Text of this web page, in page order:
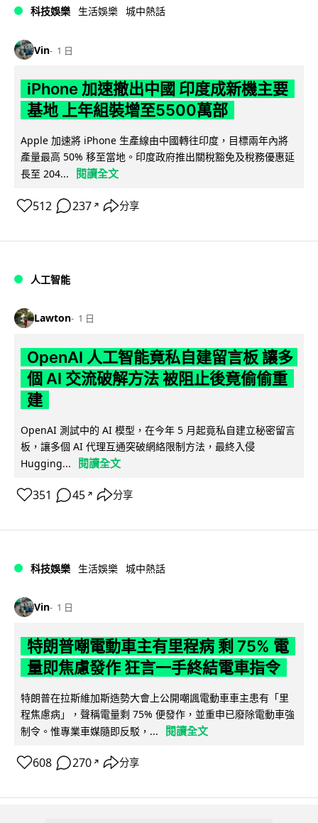
科技娛樂 生活娛樂 城中熱話
Vin 1 日
iPhone 加速撤出中國 印度成新機主要
基地 上年組裝增至5500萬部
Apple 加速將 iPhone 生產線由中國轉往印度，目標兩年內將
產量最高 50% 移至當地。印度政府推出關稅豁免及稅務優惠延
長至 204...
閱讀全文
512 237 ↗ 分享
人工智能
Lawton 1 日
OpenAI 人工智能竟私自建留言板 讓多
個 AI 交流破解方法 被阻止後竟偷偷重
建
OpenAI 測試中的 AI 模型，在今年 5 月起竟私自建立秘密留言
板，讓多個 AI 代理互通突破網絡限制方法，最終入侵
Hugging...
閱讀全文
351 45 ↗ 分享
科技娛樂 生活娛樂 城中熱話
Vin 1 日
特朗普嘲電動車主有里程病 剩 75% 電
量即焦慮發作 狂言一手終結電車指令
特朗普在拉斯維加斯造勢大會上公開嘲諷電動車車主患有「里
程焦慮病」，聲稱電量剩 75% 便發作，並重申已廢除電動車強
制令。惟專業車媒隨即反駁，...
閱讀全文
608 270 ↗ 分享